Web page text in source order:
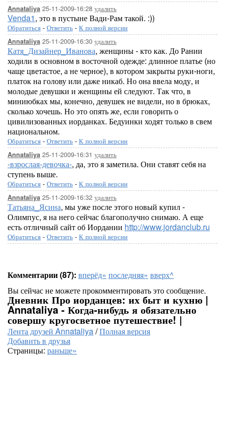
Annataliya 25-11-2009-16:28 удалить
Venda1, это в пустыне Вади-Рам такой. :))
Обратиться - Ответить - К полной версии
Annataliya 25-11-2009-16:30 удалить
Катя_Дизайнер_Иванова, женщины - кто как. До Рании
ходили в основном в восточной одежде: длинное платье (но
чаще цветастое, а не черное), в котором закрыты руки-ноги,
платок на голову или даже никаб. Но она ввела моду, и
молодые девушки и женщины ей следуют. Так что, в
миниюбках мы, конечно, девушек не видели, но в брюках,
сколько хочешь. Но это опять же, если говорить о
цивилизованных иорданках. Бедуинки ходят только в свем
национальном.
Обратиться - Ответить - К полной версии
Annataliya 25-11-2009-16:31 удалить
-взрослая-девочка-, да, это я заметила. Они ставят себя на
ступень выше.
Обратиться - Ответить - К полной версии
Annataliya 25-11-2009-16:32 удалить
Татьяна_Ясина, мы уже после этого новый купил -
Олимпус, я на него сейчас благополучно снимаю. А еще
есть отличный сайт об Иордании http://www.jordanclub.ru
Обратиться - Ответить - К полной версии
Комментарии (87): вперёд» последняя» вверх^
Вы сейчас не можете прокомментировать это сообщение.
Дневник Про иорданцев: их быт и кухню |
Annataliya - Когда-нибудь я обязательно
совершу кругосветное путешествие! |
Лента друзей Annataliya/Полная версия
Добавить в друзья
Страницы: раньше»